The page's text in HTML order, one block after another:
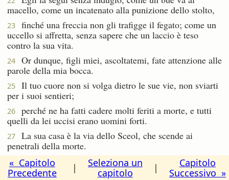
macello, come un incatenato alla punizione dello stolto,
23
finché una freccia non gli trafigge il fegato; come un
uccello si affretta, senza sapere che un laccio è teso
contro la sua vita.
24
Or dunque, figli miei, ascoltatemi, fate attenzione alle
parole della mia bocca.
25
Il tuo cuore non si volga dietro le sue vie, non sviarti
per i suoi sentieri;
26
perché ne ha fatti cadere molti feriti a morte, e tutti
quelli da lei uccisi erano uomini forti.
27
La sua casa è la via dello Sceol, che scende ai
penetrali della morte.
« Capitolo
Precedente
|
Seleziona un
capitolo
|
Capitolo
Successivo »